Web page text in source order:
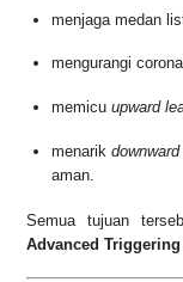
menjaga medan
mengurangi
memicuupward
menarik
aman.
Semua tujuan
Advanced Triggering